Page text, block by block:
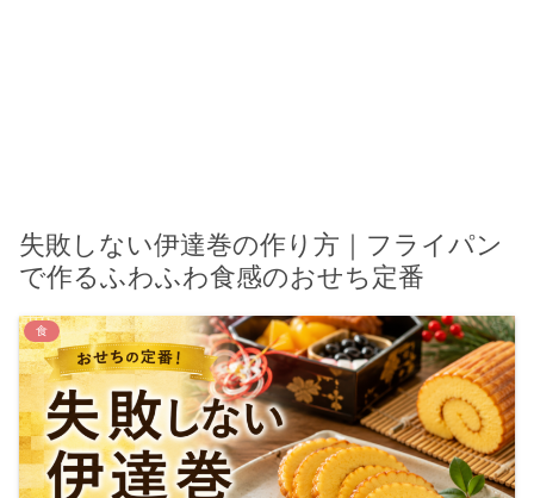
失敗しない伊達巻の作り方｜フライパン
で作るふわふわ食感のおせち定番
食